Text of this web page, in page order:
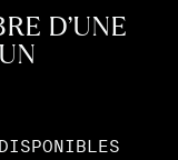
D’UNE